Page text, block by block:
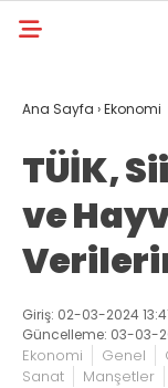
Ana Sayfa ›Ekonomi
TÜİK,
ve
Giriş: 02-03-2024
Güncelleme: 03-03-
Ekonomi Genel
Sanat
Manşetler